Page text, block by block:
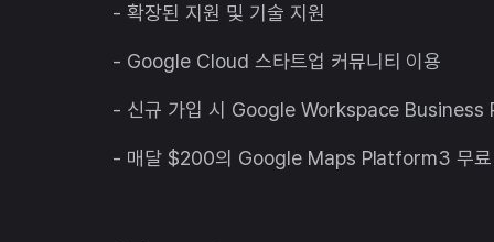
- 확장된 지원 및 기술 지원
- Google Cloud 스타트업 커뮤니티 이용
- 신규 가입 시 Google Workspace Business
- 매달 $200의 Google Maps Platform3 무료